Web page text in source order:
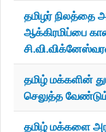
தமிழர் நிலத்தை
ஆக்கிரமிப்பை
தமிழ் மக்களின்
செலுத்த
தமிழ் மக்களை